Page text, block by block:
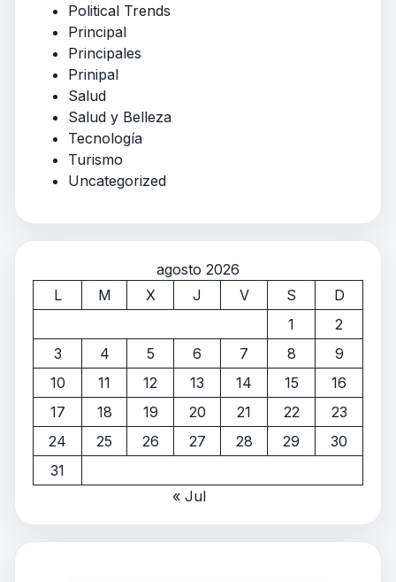
Political Trends
Principal
Principales
Prinipal
Salud
Salud y Belleza
Tecnología
Turismo
Uncategorized
agosto 2026
L
M X J V S
D
1
2
3
4 5 6 7 8
9
10
11 12 13 14 15
16
17
18 19 20 21 22
23
24
25 26 27 28 29
30
31
« Jul